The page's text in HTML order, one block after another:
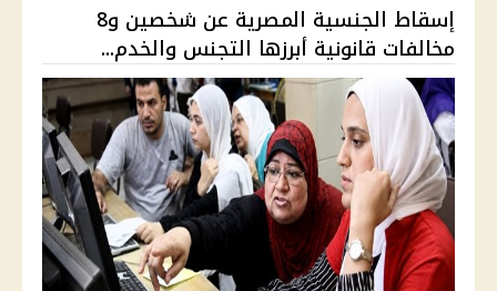
إسقاط الجنسية المصرية عن شخصين و8
مخالفات قانونية أبرزها التجنس والخدم...